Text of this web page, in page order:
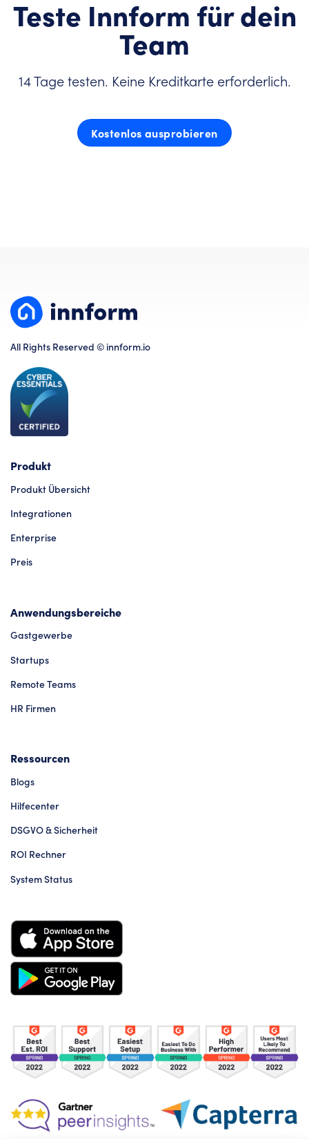
Teste Innform für dein
Team
14 Tage testen. Keine Kreditkarte erforderlich.
Kostenlos ausprobieren
All Rights Reserved © innform.io
Produkt
Produkt Übersicht
Integrationen
Enterprise
Preis
Anwendungsbereiche
Gastgewerbe
Startups
Remote Teams
HR Firmen
Ressourcen
Blogs
Hilfecenter
DSGVO & Sicherheit
ROI Rechner
System Status